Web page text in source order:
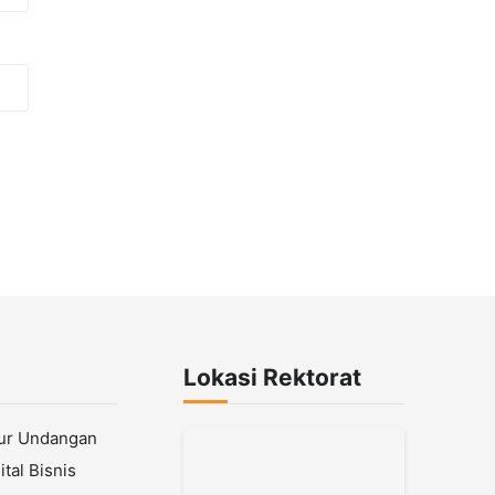
Undangan
Bisnis
Lokasi Rektorat